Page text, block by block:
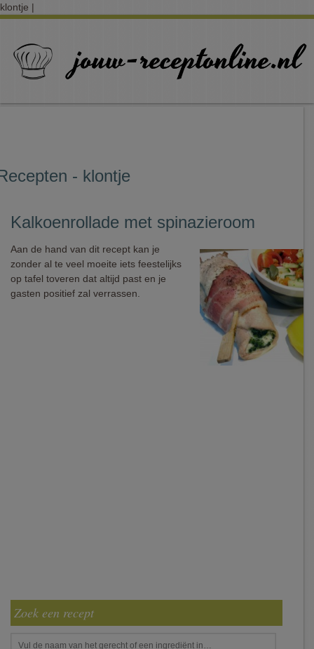
klontje |
- klontje
Kalkoenrollade met spinazieroom
Aan de hand van dit recept kan je
zonder al te veel moeite iets feestelijks
op tafel toveren dat altijd past en je
gasten positief zal verrassen.
Zoek een recept